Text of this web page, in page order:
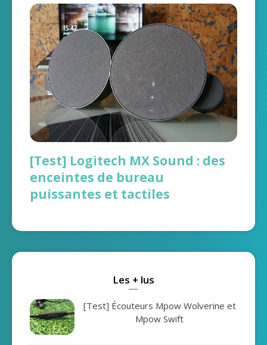
[Test] Logitech MX Sound : des
enceintes de bureau
puissantes et tactiles
Les + lus
[Test] Écouteurs Mpow Wolverine et
Mpow Swift